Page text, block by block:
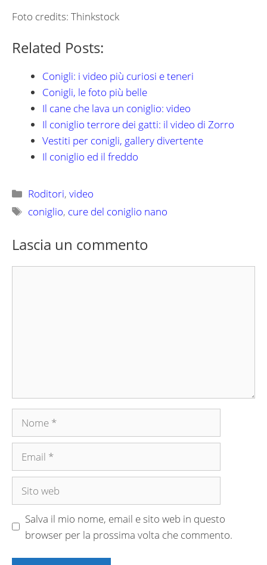
Foto credits: Thinkstock
Related Posts:
Conigli: i video più curiosi e teneri
Conigli, le foto più belle
Il cane che lava un coniglio: video
Il coniglio terrore dei gatti: il video di Zorro
Vestiti per conigli, gallery divertente
Il coniglio ed il freddo
Categorie
Roditori,video
Tag
coniglio, cure del coniglio nano
Lascia un commento
Nome
Email
Sito
Salva il mio nome, email e sito web in questo
browser per la prossima volta che commento.